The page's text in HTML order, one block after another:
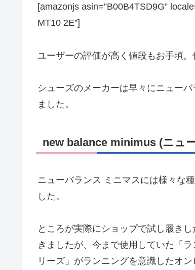
[amazonjs asin=”B00B4TSD9G”
MT10 2E”]
ユーザーの評価が高く値段もお手頃。
シューズのメーカーは早々にニュー
ました。
new balance minimus (ニュ
ニューバランス ミニマスには様々な
した。
ところが実際にショップで試し履き
きましたが、今まで使用していた「
リーズ」がランニングを意識したオ